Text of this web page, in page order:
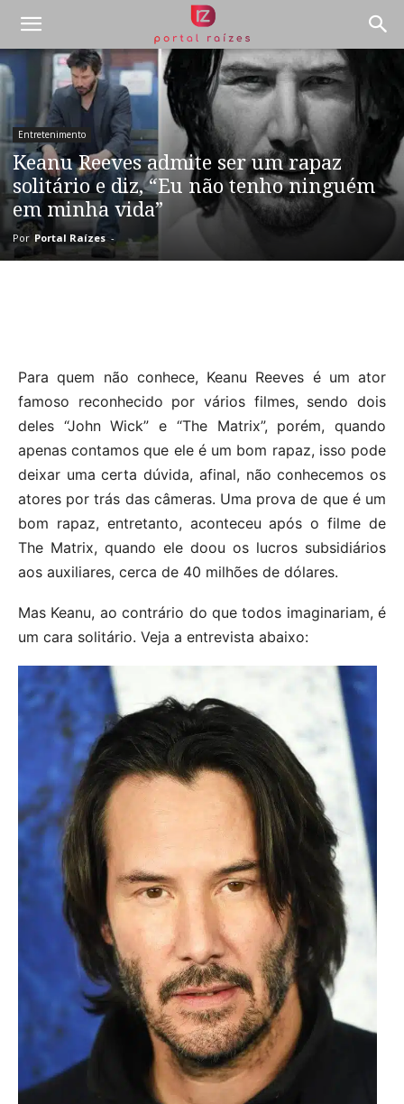
Entretenimento
Keanu Reeves admite ser um rapaz
solitário e diz, “Eu não tenho ninguém
em minha vida”
Por Portal Raízes -
Para quem não conhece, Keanu Reeves é um ator
famoso reconhecido por vários filmes, sendo dois
deles “John Wick” e “The Matrix”, porém, quando
apenas contamos que ele é um bom rapaz, isso pode
deixar uma certa dúvida, afinal, não conhecemos os
atores por trás das câmeras. Uma prova de que é um
bom rapaz, entretanto, aconteceu após o filme de
The Matrix, quando ele doou os lucros subsidiários
aos auxiliares, cerca de 40 milhões de dólares.
Mas Keanu, ao contrário do que todos imaginariam, é
um cara solitário. Veja a entrevista abaixo: